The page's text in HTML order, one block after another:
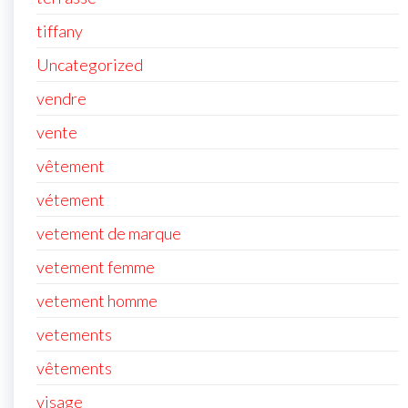
tiffany
Uncategorized
vendre
vente
vêtement
vétement
vetement de marque
vetement femme
vetement homme
vetements
vêtements
visage